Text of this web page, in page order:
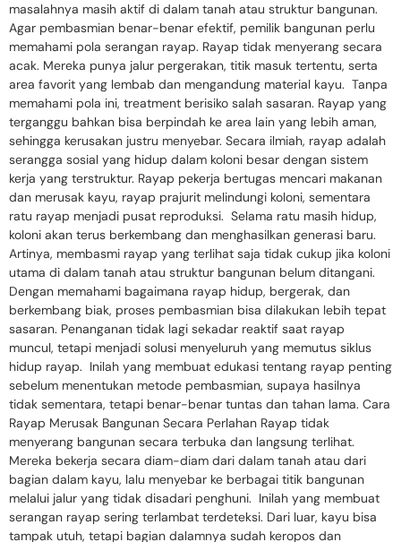
masalahnya masih aktif di dalam tanah atau struktur bangunan.
Agar pembasmian benar-benar efektif, pemilik bangunan perlu
memahami pola serangan rayap. Rayap tidak menyerang secara
acak. Mereka punya jalur pergerakan, titik masuk tertentu, serta
area favorit yang lembab dan mengandung material kayu. Tanpa
memahami pola ini, treatment berisiko salah sasaran. Rayap yang
terganggu bahkan bisa berpindah ke area lain yang lebih aman,
sehingga kerusakan justru menyebar. Secara ilmiah, rayap adalah
serangga sosial yang hidup dalam koloni besar dengan sistem
kerja yang terstruktur. Rayap pekerja bertugas mencari makanan
dan merusak kayu, rayap prajurit melindungi koloni, sementara
ratu rayap menjadi pusat reproduksi. Selama ratu masih hidup,
koloni akan terus berkembang dan menghasilkan generasi baru.
Artinya, membasmi rayap yang terlihat saja tidak cukup jika koloni
utama di dalam tanah atau struktur bangunan belum ditangani.
Dengan memahami bagaimana rayap hidup, bergerak, dan
berkembang biak, proses pembasmian bisa dilakukan lebih tepat
sasaran. Penanganan tidak lagi sekadar reaktif saat rayap
muncul, tetapi menjadi solusi menyeluruh yang memutus siklus
hidup rayap. Inilah yang membuat edukasi tentang rayap penting
sebelum menentukan metode pembasmian, supaya hasilnya
tidak sementara, tetapi benar-benar tuntas dan tahan lama. Cara
Rayap Merusak Bangunan Secara Perlahan Rayap tidak
menyerang bangunan secara terbuka dan langsung terlihat.
Mereka bekerja secara diam-diam dari dalam tanah atau dari
bagian dalam kayu, lalu menyebar ke berbagai titik bangunan
melalui jalur yang tidak disadari penghuni. Inilah yang membuat
serangan rayap sering terlambat terdeteksi. Dari luar, kayu bisa
tampak utuh, tetapi bagian dalamnya sudah keropos dan